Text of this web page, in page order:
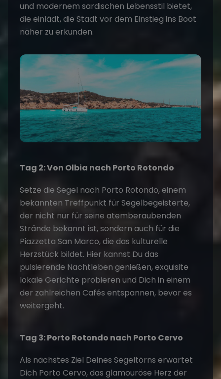
und modernem sardischen Lebensstil bietet,
die einlädt, die Stadt vor dem Einstieg ins Boot
näher zu erkunden.
Tag 2: Von Olbia nach Porto Rotondo
Setze die Segel nach Porto Rotondo, einem
bekannten Treffpunkt für Segelbegeisterte,
der nicht nur für seine atemberaubenden
Strände bekannt ist, sondern auch für die
Piazzetta San Marco, die das kulturelle
Herzstück bildet. Hier kannst Du das
pulsierende Nachtleben genießen, exquisite
lokale Gerichte probieren und Dich in einem
der zahlreichen Cafés entspannen, bevor es
weitergeht.
Tag 3: Porto Rotondo nach Porto Cervo
Als nächstes Ziel Deines Segeltörns erwartet
Dich Porto Cervo, das glamouröse Herz der